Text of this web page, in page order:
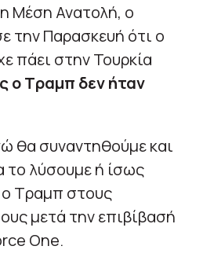
Μέση Ανατολή, ο
την Παρασκευή ότι ο
πάει στην Τουρκία
ο Τραμπ δεν ήταν
θα συναντηθούμε και
το λύσουμε ή ίσως
Τραμπ στους
μετά την επιβίβασή
One.